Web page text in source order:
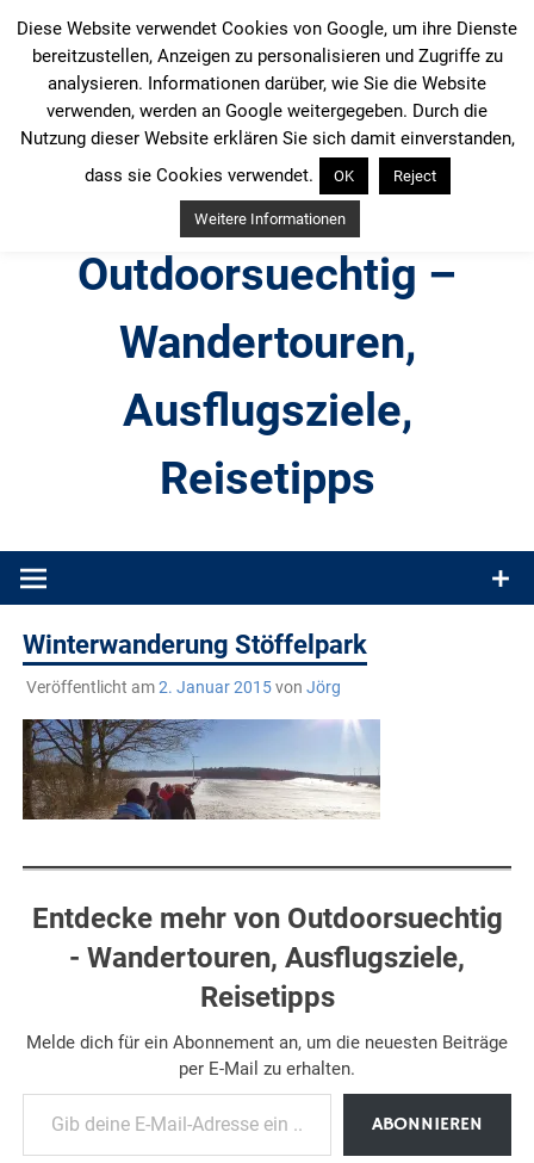
Inhalt
springen
Outdoorsuechtig –
Wandertouren,
Ausflugsziele,
Reisetipps
Produkttests und Buchrezensionen. Ein Blog für alle, die gern
Winterwanderung Stöffelpark
Veröffentlicht am2. Januar 2015von Jörg
Entdecke mehr von Outdoorsuechtig
- Wandertouren, Ausflugsziele,
Reisetipps
Melde dich für ein Abonnement an, um die neuesten Beiträge
per E-Mail zu erhalten.
Gib deine E-Mail-Adresse ein ...
ABONNIEREN
Diese Website verwendet Cookies von Google, um ihre Dienste
bereitzustellen, Anzeigen zu personalisieren und Zugriffe zu
analysieren. Informationen darüber, wie Sie die Website
verwenden, werden an Google weitergegeben. Durch die
Nutzung dieser Website erklären Sie sich damit einverstanden,
dass sie Cookies verwendet.
OK Reject
Weitere Informationen